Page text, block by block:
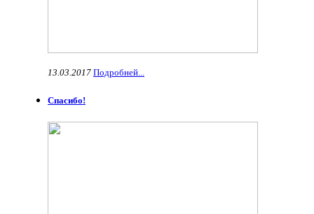
13.03.2017 Подробней...
Спасибо!